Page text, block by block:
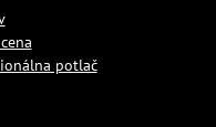
potlač